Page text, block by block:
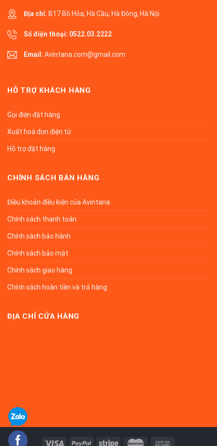
Địa chỉ: B17 Bồ Hỏa, Hà Cầu, Hà Đông, Hà Nội.
Số điện thoại: 0522.03.2222
Email: Avintana.com@gmail.com
HỖ TRỢ KHÁCH HÀNG
Gọi điện đặt hàng
Xuất hoá đơn điện tử
Hỗ trợ đặt hàng
CHÍNH SÁCH BÁN HÀNG
Điều khoản điều kiện của Avintana
Chính sách thanh toán
Chính sách bảo hành
Chính sách bảo mật
Chính sách giao hàng
Chính sách hoàn tiền và trả hàng
ĐỊA CHỈ CỬA HÀNG